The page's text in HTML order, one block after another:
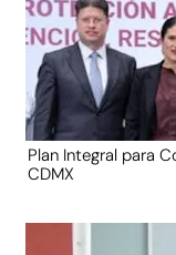
Plan Integral para
CDMX